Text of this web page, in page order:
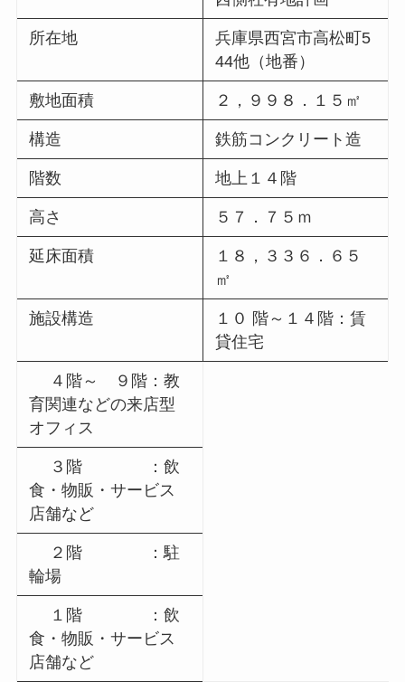
所在地
兵庫県西宮市高松町5
44他（地番）
敷地面積 ２，９９８．１５㎡
構造 鉄筋コンクリート造
階数 地上１４階
高さ ５７．７５ｍ
延床面積
１８，３３６．６５
㎡
施設構造
１０ 階～１４階：賃
貸住宅
４階～ ９階：教
育関連などの来店型
オフィス
３階 ：飲
食・物販・サービス
店舗など
２階 ：駐
輪場
１階 ：飲
食・物販・サービス
店舗など